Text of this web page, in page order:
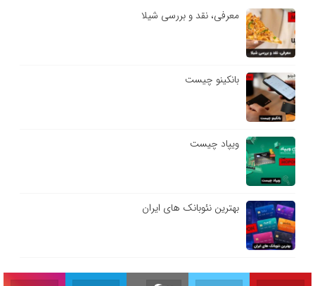
معرفی، نقد و بررسی شیلا
بانکینو چیست
ویپاد چیست
بهترین نئوبانک های ایران